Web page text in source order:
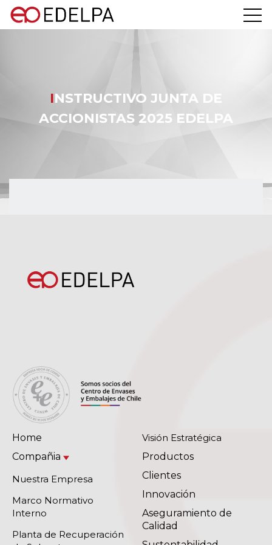
INSTRUCTIVO JUNTA DE
ACCIONISTAS 2025 EDELPA
Home
Compañia
Nuestra Empresa
Marco Normativo
Interno
Planta de Recuperación
Visión Estratégica
Productos
Clientes
Innovación
Aseguramiento de
Calidad